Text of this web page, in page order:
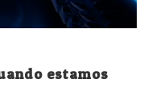
estamos